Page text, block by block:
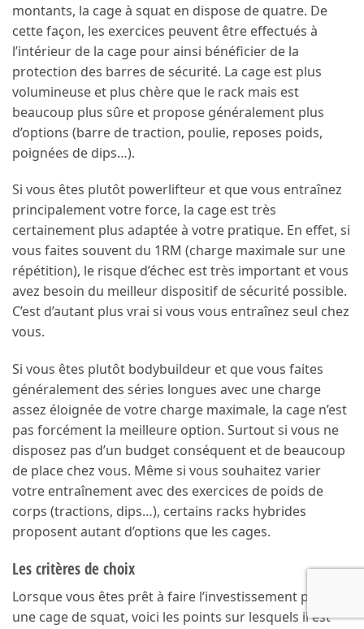
montants, la cage à squat en dispose de quatre. De
cette façon, les exercices peuvent être effectués à
l’intérieur de la cage pour ainsi bénéficier de la
protection des barres de sécurité. La cage est plus
volumineuse et plus chère que le rack mais est
beaucoup plus sûre et propose généralement plus
d’options (barre de traction, poulie, reposes poids,
poignées de dips…).
Si vous êtes plutôt powerlifteur et que vous entraînez
principalement votre force, la cage est très
certainement plus adaptée à votre pratique. En effet, si
vous faites souvent du 1RM (charge maximale sur une
répétition), le risque d’échec est très important et vous
avez besoin du meilleur dispositif de sécurité possible.
C’est d’autant plus vrai si vous vous entraînez seul chez
vous.
Si vous êtes plutôt bodybuildeur et que vous faites
généralement des séries longues avec une charge
assez éloignée de votre charge maximale, la cage n’est
pas forcément la meilleure option. Surtout si vous ne
disposez pas d’un budget conséquent et de beaucoup
de place chez vous. Même si vous souhaitez varier
votre entraînement avec des exercices de poids de
corps (tractions, dips…), certains racks hybrides
proposent autant d’options que les cages.
Les critères de choix
Lorsque vous êtes prêt à faire l’investissement pour
une cage de squat, voici les points sur lesquels il est